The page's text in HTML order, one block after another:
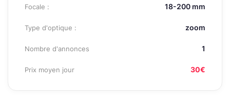
Focale : 18-200 mm
Type d'optique : zoom
Nombre d'annonces 1
Prix moyen jour 30€